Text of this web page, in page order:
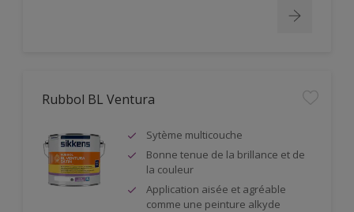
Rubbol BL Ventura
Sytème multicouche
Bonne tenue de la brillance et de
la couleur
Application aisée et agréable
comme une peinture alkyde